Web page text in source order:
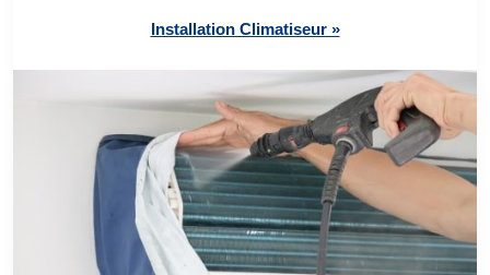
Installation Climatiseur »